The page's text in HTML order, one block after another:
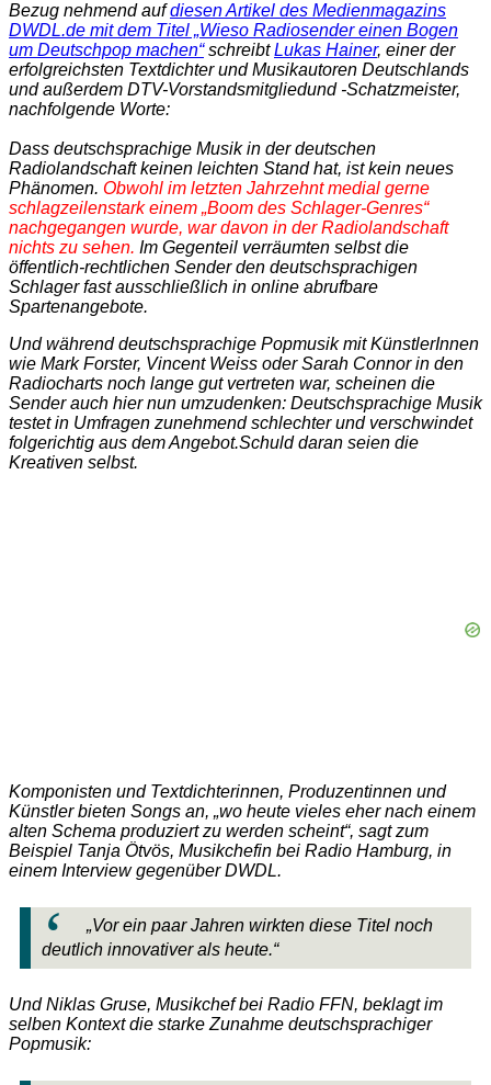
Bezug nehmend aufdiesen Artikel des Medienmagazins
DWDL.de mit dem Titel „Wieso Radiosender einen Bogen
um Deutschpop machen“schreibtLukas Hainer, einer der
erfolgreichsten Textdichter und Musikautoren Deutschlands
und außerdem DTV-Vorstandsmitgliedund -Schatzmeister,
nachfolgende Worte:
Dass deutschsprachige Musik in der deutschen
Radiolandschaft keinen leichten Stand hat, ist kein neues
Phänomen. Obwohl im letzten Jahrzehnt medial gerne
schlagzeilenstark einem „Boom des Schlager-Genres“
nachgegangen wurde, war davon in der Radiolandschaft
nichts zu sehen. Im Gegenteil verräumten selbst die
öffentlich-rechtlichen Sender den deutschsprachigen
Schlager fast ausschließlich in online abrufbare
Spartenangebote.
Und während deutschsprachige Popmusik mit KünstlerInnen
wie Mark Forster, Vincent Weiss oder Sarah Connor in den
Radiocharts noch lange gut vertreten war, scheinen die
Sender auch hier nun umzudenken: Deutschsprachige Musik
testet in Umfragen zunehmend schlechter und verschwindet
folgerichtig aus dem Angebot.Schuld daran seien die
Kreativen selbst.
Komponisten und Textdichterinnen, Produzentinnen und
Künstler bieten Songs an, „wo heute vieles eher nach einem
alten Schema produziert zu werden scheint“, sagt zum
Beispiel Tanja Ötvös, Musikchefin bei Radio Hamburg, in
einem Interview gegenüber DWDL.
„Vor ein paar Jahren wirkten diese Titel noch
deutlich innovativer als heute.“
Und Niklas Gruse, Musikchef bei Radio FFN, beklagt im
selben Kontext die starke Zunahme deutschsprachiger
Popmusik: